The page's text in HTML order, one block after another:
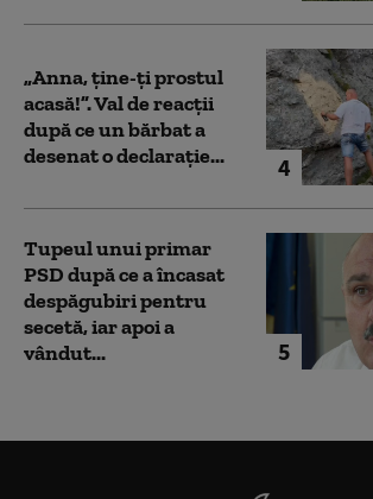
4
„Anna, ţine-ţi prostul
acasă!”. Val de reacții
după ce un bărbat a
desenat o declarație...
5
Tupeul unui primar
PSD după ce a încasat
despăgubiri pentru
secetă, iar apoi a
vândut...